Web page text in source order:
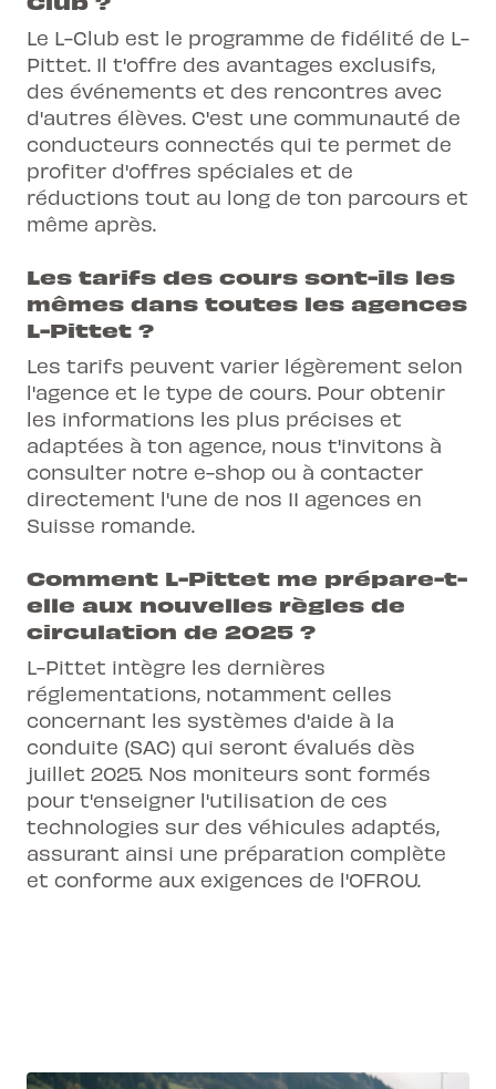
Le L-Club est le programme de fidélité de L-
Pittet. Il t'offre des avantages exclusifs,
des événements et des rencontres avec
d'autres élèves. C'est une communauté de
conducteurs connectés qui te permet de
profiter d'offres spéciales et de
réductions tout au long de ton parcours et
même après.
Les tarifs des cours sont-ils les
mêmes dans toutes les agences
L-Pittet ?
Les tarifs peuvent varier légèrement selon
l'agence et le type de cours. Pour obtenir
les informations les plus précises et
adaptées à ton agence, nous t'invitons à
consulter notre e-shop ou à contacter
directement l'une de nos 11 agences en
Suisse romande.
Comment L-Pittet me prépare-t-
elle aux nouvelles règles de
circulation de 2025 ?
L-Pittet intègre les dernières
réglementations, notamment celles
concernant les systèmes d'aide à la
conduite (SAC) qui seront évalués dès
juillet 2025. Nos moniteurs sont formés
pour t'enseigner l'utilisation de ces
technologies sur des véhicules adaptés,
assurant ainsi une préparation complète
et conforme aux exigences de l'OFROU.